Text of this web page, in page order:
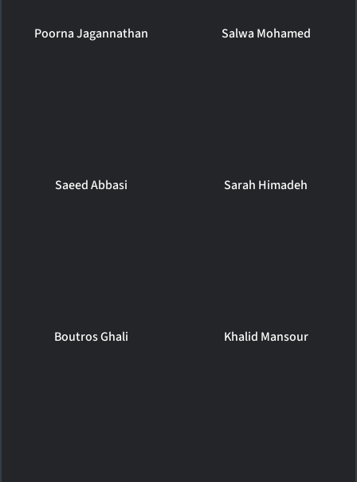
Poorna Jagannathan Salwa Mohamed
Saeed Abbasi Sarah Himadeh
Boutros Ghali Khalid Mansour